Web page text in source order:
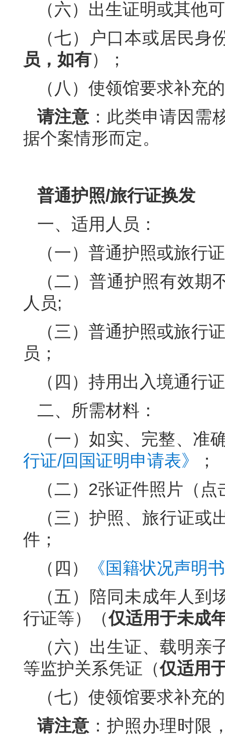
（六）出生证明或其他
（七）户口本或居民身
员，如有）；
（八）使领馆要求补充
请注意 ：此类申请因需
据个案情形而定。
普通护照/旅行证换发
一、适用人员：
（一）普通护照或旅行
（二）普通护照有效
人员;
（三）普通护照或旅行
员；
（四）持用出入境通行
二、所需材料：
（一）如实、完整、准
行证/回国证明申请表》
；
（二）2张证件照片（点
（三）护照、旅行证
件；
（四）
《国籍状况声明
（五）陪同未成年人
行证等）（仅适用于未成
（六）出生证、载明
等监护关系凭证（仅适用
（七）使领馆要求补充
请注意 ：护照办理时限